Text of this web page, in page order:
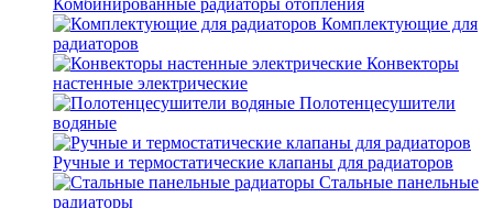
Комбинированные радиаторы отопления
Комплектующие для
радиаторов
Конвекторы
настенные электрические
Полотенцесушители
водяные
Ручные и термостатические клапаны для радиаторов
Стальные панельные
радиаторы